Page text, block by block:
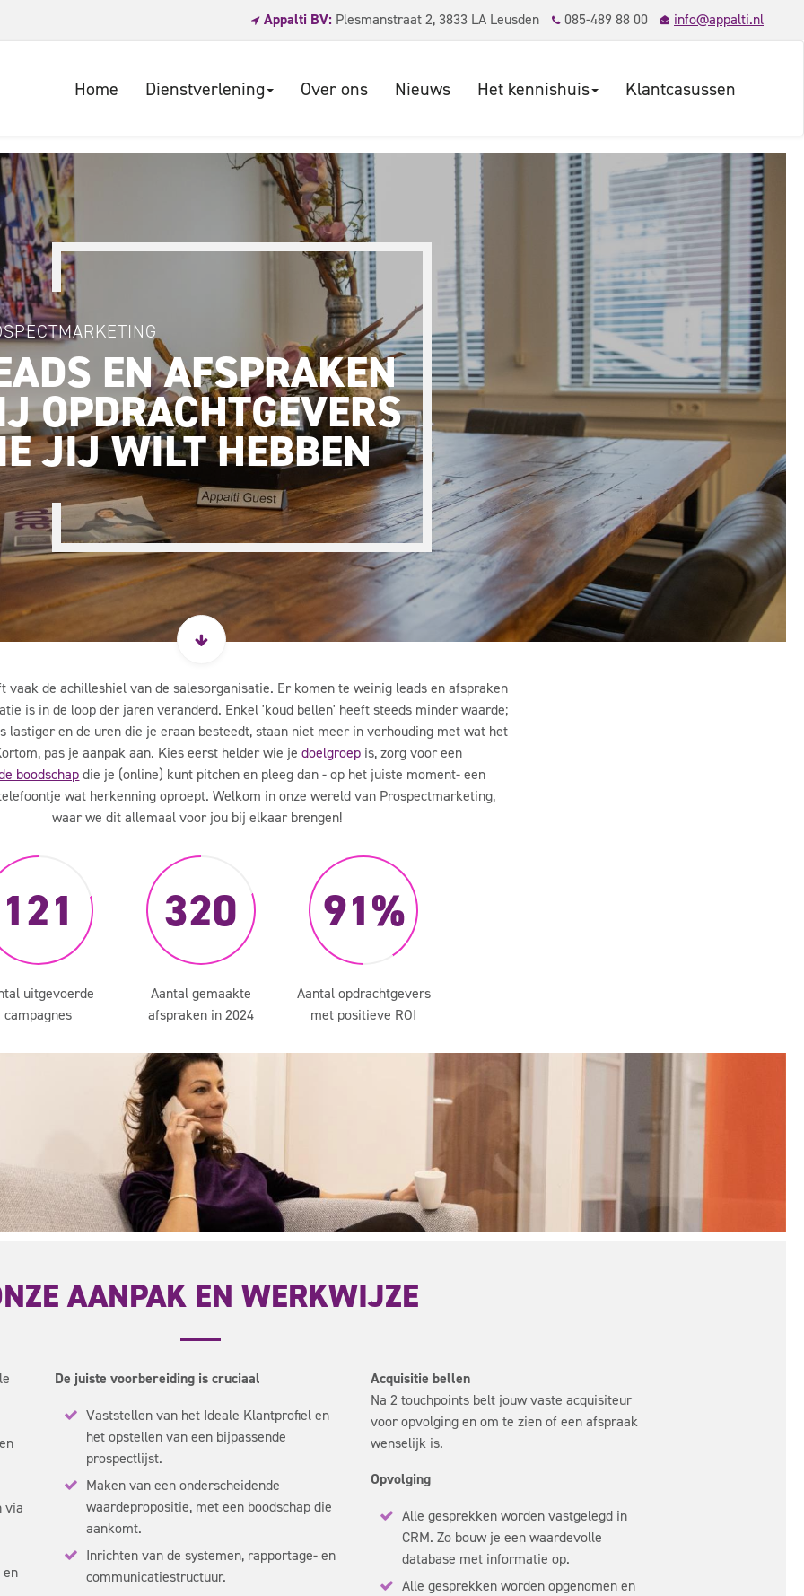
Appalti BV: Plesmanstraat 2, 3833 LA Leusden 085-489 88 00 info@appalti.nl
Home Dienstverlening Over ons Nieuws Het kennishuis Klantcasussen
EN AFSPRAKEN
OPDRACHTGEVERS
JIJ WILT HEBBEN
vaak de achilleshiel van de salesorganisatie. Er komen te weinig leads en afspraken
is in de loop der jaren veranderd. Enkel 'koud bellen' heeft steeds minder waarde;
lastiger en de uren die je eraan besteedt, staan niet meer in verhouding met wat het
pas je aanpak aan. Kies eerst helder wie je doelgroepis, zorg voor een
boodschapdie je (online) kunt pitchen en pleeg dan - op het juiste moment- een
wat herkenning oproept. Welkom in onze wereld van Prospectmarketing,
waar we dit allemaal voor jou bij elkaar brengen!
121
uitgevoerde
campagnes
320
Aantal gemaakte
afspraken in 2024
91
Aantal opdrachtgevers
met positieve ROI
AANPAK EN WERKWIJZE
via
De juiste voorbereiding is cruciaal
Vaststellen van het Ideale Klantprofiel en
het opstellen van een bijpassende
prospectlijst.
Maken van een onderscheidende
waardepropositie, met een boodschap die
aankomt.
Inrichten van de systemen, rapportage- en
communicatiestructuur.
Acquisitie bellen
Na 2 touchpoints belt jouw vaste acquisiteur
voor opvolging en om te zien of een afspraak
wenselijk is.
Opvolging
Alle gesprekken worden vastgelegd in
CRM. Zo bouw je een waardevolle
database met informatie op.
Alle gesprekken worden opgenomen en